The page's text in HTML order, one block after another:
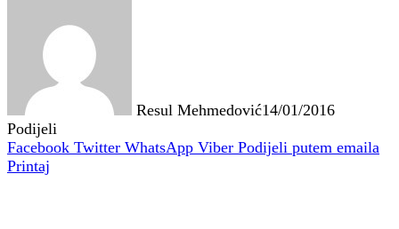
Resul Mehmedović14/01/2016
Podijeli
Facebook Twitter WhatsApp Viber Podijeli putem emaila
Printaj